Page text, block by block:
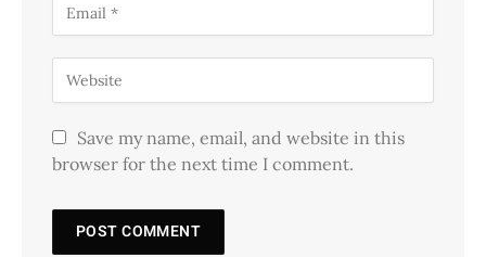
Save my name, email, and website in this
browser for the next time I comment.